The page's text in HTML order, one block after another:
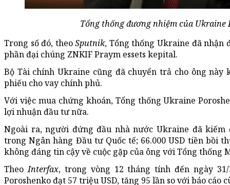
Tổng thống đương nhiệm của Ukraine
Trong số đó, theoSputnik, Tổng thống Ukraine đã nhận
phần đại chúng ZNKIF Praym essets kepital.
Bộ Tài chính Ukraine cũng đã chuyển trả cho ông
phiếu cho vay chính phủ.
Với việc mua chứng khoán, Tổng thống Ukraine
lợi nhuận đầu tư nữa.
Ngoài ra, người đứng đầu nhà nước Ukraine đã kiếm
trong Ngân hàng Đầu tư Quốc tế; 66.000 USD tiền bồi
không đáng tin cậy về cuộc gặp của ông với Tổng thống
Theo Interfax, trong vòng 12 tháng tính đến ngày
Poroshenko đạt 57 triệu USD, tăng 95 lần so với báo cáo